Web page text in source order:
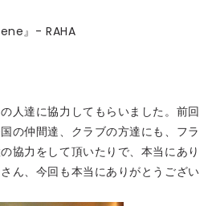
』- RAHA
人達に協力してもらいました。前回
の仲間達、クラブの方達にも、フラ
協力をして頂いたりで、本当にあり
ん、今回も本当にありがとうござい